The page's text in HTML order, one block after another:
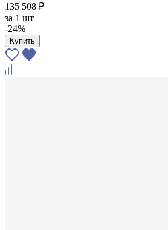
135 508 ₽
за 1 шт
-24%
Купить